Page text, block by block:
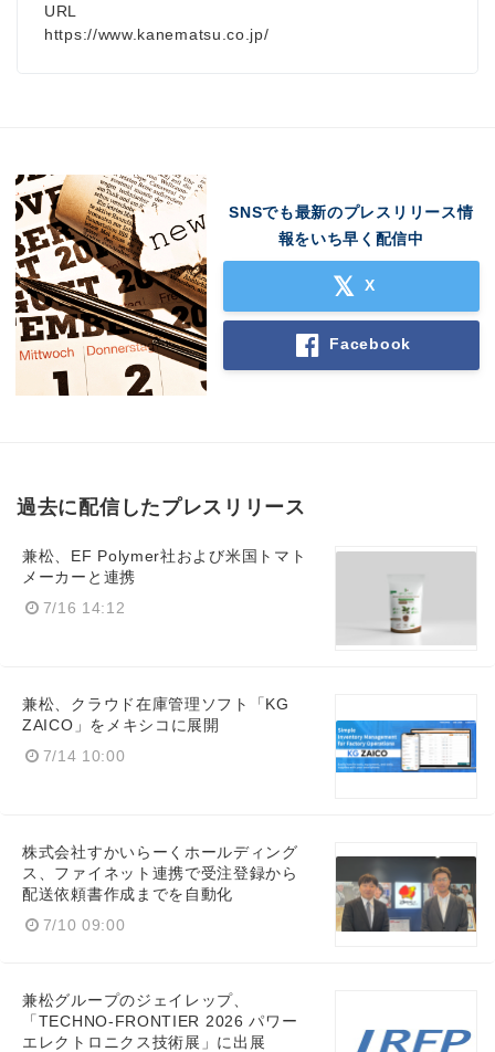
URL
https://www.kanematsu.co.jp/
SNSでも最新のプレスリリース情
報をいち早く配信中
X
Facebook
過去に配信したプレスリリース
兼松、EF Polymer社および米国トマト
メーカーと連携
7/16 14:12
兼松、クラウド在庫管理ソフト「KG
ZAICO」をメキシコに展開
7/14 10:00
株式会社すかいらーくホールディング
ス、ファイネット連携で受注登録から
配送依頼書作成までを自動化
7/10 09:00
兼松グループのジェイレップ、
「TECHNO-FRONTIER 2026 パワー
エレクトロニクス技術展」に出展